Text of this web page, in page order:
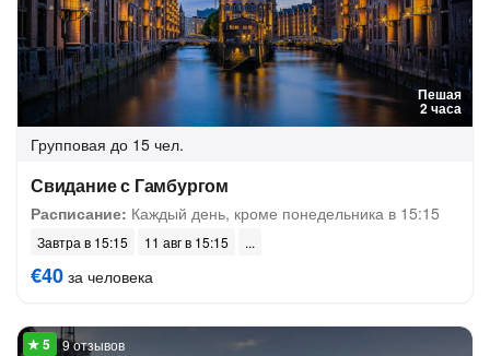
Пешая
2 часа
Групповая до 15 чел.
Свидание с Гамбургом
Расписание: Каждый день, кроме понедельника в 15:15
Завтра в 15:15 11 авг в 15:15
€40 за человека
9 отзывов